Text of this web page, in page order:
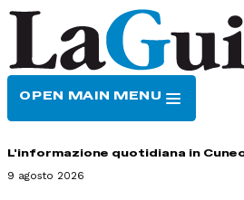
OPEN MAIN MENU
L'informazione quotidiana in
9 agosto 2026